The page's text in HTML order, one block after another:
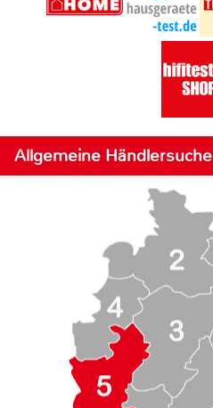
Allgemeine Händlersuche